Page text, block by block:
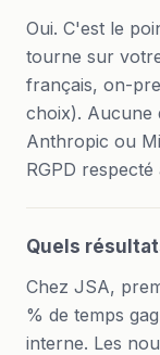
Oui. C'est le
tourne sur
français, on-
choix). Aucune
Anthropic ou
RGPD respecté
Quels
Chez JSA,
% de temps
interne. Les